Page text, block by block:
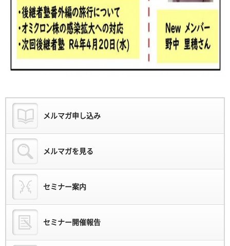
メルマガ申し込み
メルマガを見る
セミナー案内
セミナー開催報告